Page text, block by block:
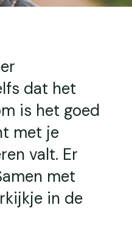
dat het
is het goed
met je
valt. Er
met
in de